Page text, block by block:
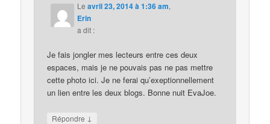
Leavril 23, 2014 à 1:36 am,
Erin
a dit :
Je fais jongler mes lecteurs entre ces deux
espaces, mais je ne pouvais pas ne pas mettre
cette photo ici. Je ne ferai qu’exeptionnellement
un lien entre les deux blogs. Bonne nuit EvaJoe.
Répondre ↓